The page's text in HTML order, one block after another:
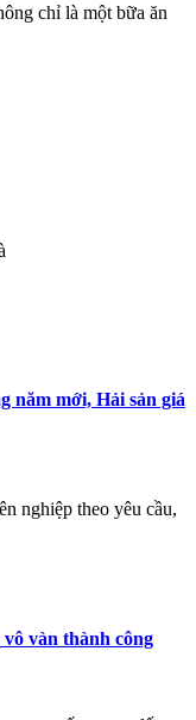
chỉ là một bữa ăn
năm mới, Hải sản giá
nghiệp theo yêu cầu,
vàn thành công